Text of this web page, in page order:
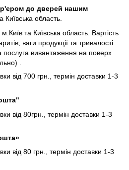
до дверей нашим
Київська область.
та Київська область. Вартість
ваги продукції та тривалості
вивантаження на поверх
.
від 700 грн., термін доставки 1-3
від 80грн., термін доставки 1-3
від 80 грн., термін доставки 1-3